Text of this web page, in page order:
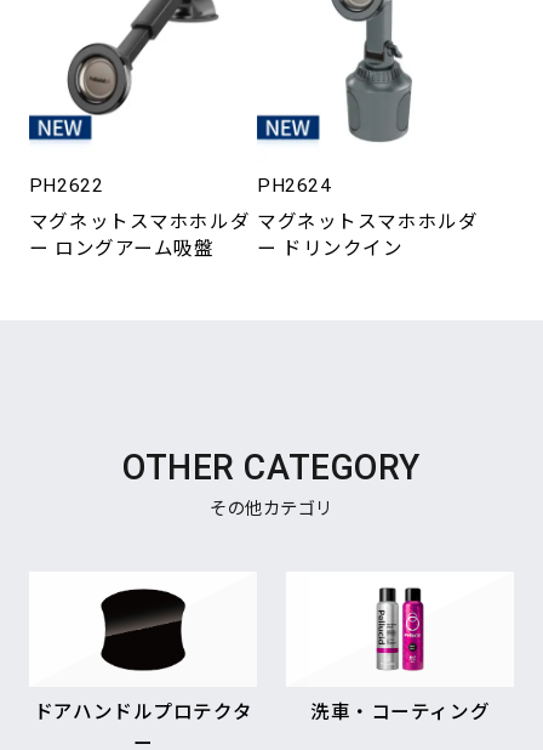
PH2622
マグネットスマホホルダ
ー ロングアーム吸盤
PH2624
マグネットスマホホルダ
ー ドリンクイン
OTHER CATEGORY
その他カテゴリ
ドアハンドルプロテクタ
ー
洗車・コーティング